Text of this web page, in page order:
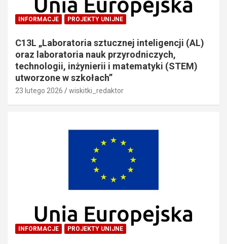
INFORMACJE PROJEKTY UNIJNE
C13L „Laboratoria sztucznej inteligencji (AL)
oraz laboratoria nauk przyrodniczych,
technologii, inżynierii i matematyki (STEM)
utworzone w szkołach”
23 lutego 2026 wiskitki_redaktor
INFORMACJE PROJEKTY UNIJNE